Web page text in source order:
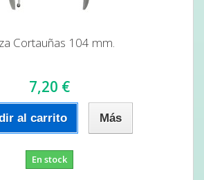
Cortauñas 104 mm.
7,20 €
al carrito Más
En stock